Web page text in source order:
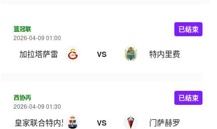
篮冠联
2026-04-09 01:00
加拉塔萨雷 VS 特内里费
已结束
西协丙
2026-04-09 01:30
皇家联合特内里费 VS 门萨赫罗
已结束